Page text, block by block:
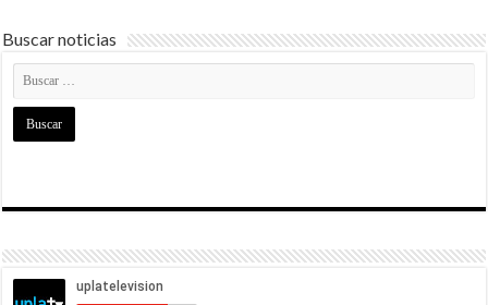
Buscar noticias